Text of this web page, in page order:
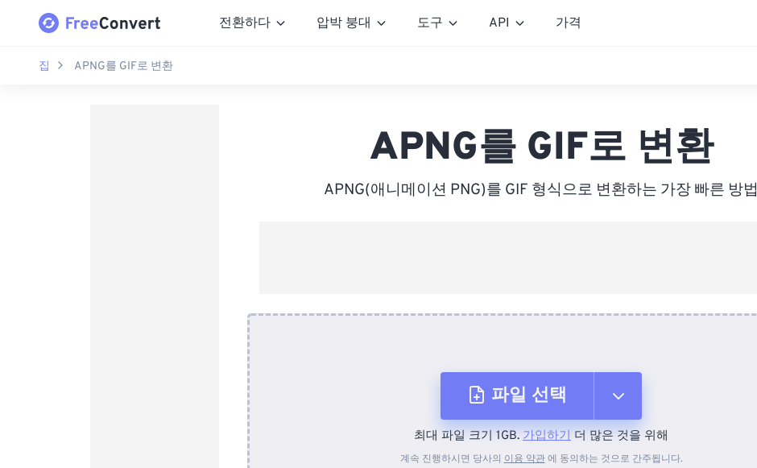
전환하다 압박 붕대 도구 API 가격
집 APNG를 GIF로 변환
APNG를 GIF로 변환
APNG(애니메이션 PNG)를 GIF 형식으로 변환하는 가장 빠른 방법
파일 선택
장치에서
최대 파일 크기 1GB. 가입하기 더 많은 것을 위해
계속 진행하시면 당사의 이용 약관에 동의하는 것으로 간주됩니다.